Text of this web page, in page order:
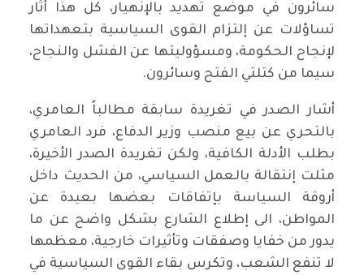
سائرون في موضع تهديد بالإنهيار، كل هذا أثار
تساؤلات عن إلتزام القوى السياسية بتعهداتها
لإنجاح الحكومة، ومسؤوليتها عن الفشل والنجاح،
سيما من كتلتي الفتح وسائرون.
أشار الصدر في تغريدة سابقة مطالباً العامري،
بالتحري عن بيع منصب وزير الدفاع، فرد العامري
بطلب الأدلة الكافية، ولكن تغريدة الصدر الأخيرة،
مثلت إنتقالة بالعمل السياسي، من الحديث داخل
أروقة السياسة بإتفاقات بعضها بعيدة عن
المواطن، الى إطلاع الشارع بشكل واضح عن ما
يدور من خفايا وصفقات وتأثيرات خارجية، معظمها
لا تنفع الشعب، وتكرس بقاء القوى السياسية في